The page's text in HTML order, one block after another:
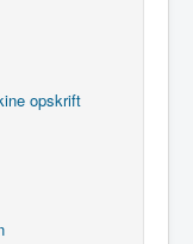
opskrift